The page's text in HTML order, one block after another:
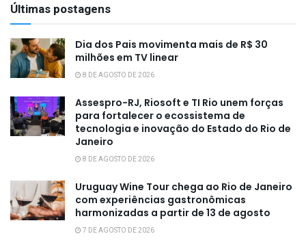
Últimas postagens
Dia dos Pais movimenta mais de R$ 30
milhões em TV linear
8 DE AGOSTO DE 2026
Assespro-RJ, Riosoft e TI Rio unem forças
para fortalecer o ecossistema de
tecnologia e inovação do Estado do Rio de
Janeiro
8 DE AGOSTO DE 2026
Uruguay Wine Tour chega ao Rio de Janeiro
com experiências gastronômicas
harmonizadas a partir de 13 de agosto
7 DE AGOSTO DE 2026